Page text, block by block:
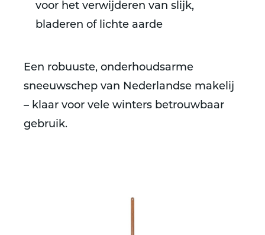
voor het verwijderen van slijk,
bladeren of lichte aarde
Een robuuste, onderhoudsarme
sneeuwschep van Nederlandse makelij
– klaar voor vele winters betrouwbaar
gebruik.